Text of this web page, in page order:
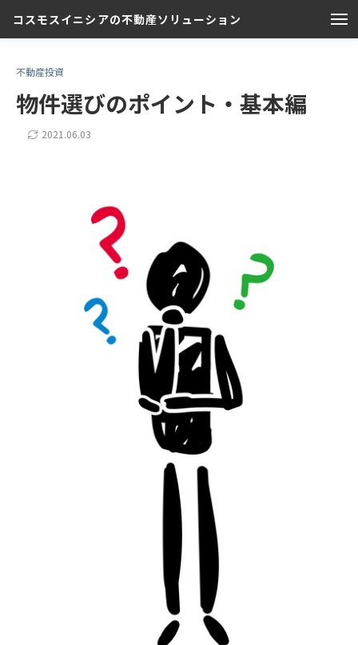
コスモスイニシアの不動産ソリューション
不動産投資
物件選びのポイント・基本編
2021.06.03